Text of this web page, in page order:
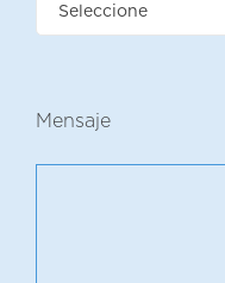
Seleccione
Mensaje